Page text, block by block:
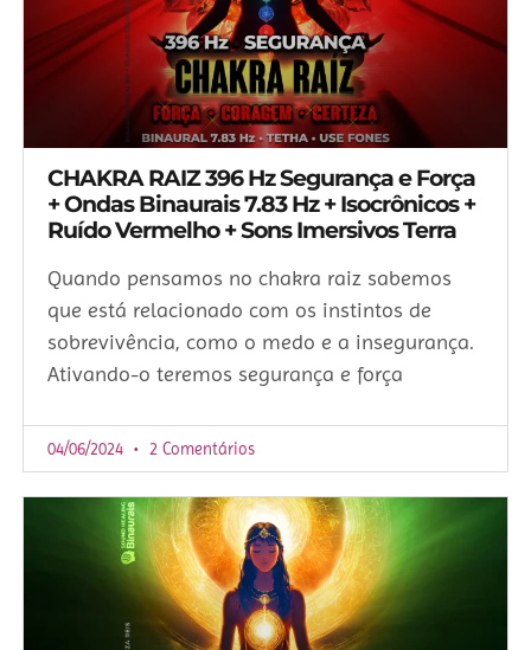
CHAKRA RAIZ 396 Hz Segurança e Força
+ Ondas Binaurais 7.83 Hz + Isocrônicos +
Ruído Vermelho + Sons Imersivos Terra
Quando pensamos no chakra raiz sabemos
que está relacionado com os instintos de
sobrevivência, como o medo e a insegurança.
Ativando-o teremos segurança e força
04/06/2024 2 Comentários